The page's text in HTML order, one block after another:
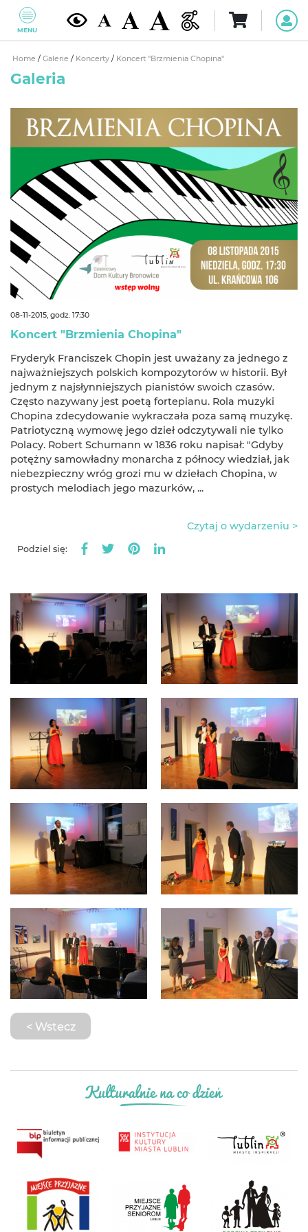
MENU
Home / Galerie / Koncerty / Koncert "Brzmienia Chopina"
Galeria
08-11-2015, godz. 17:30
Koncert "Brzmienia Chopina"
Fryderyk Franciszek Chopin jest uważany za jednego z
najważniejszych polskich kompozytorów w historii. Był
jednym z najsłynniejszych pianistów swoich czasów.
Często nazywany jest poetą fortepianu. Rola muzyki
Chopina zdecydowanie wykraczała poza samą muzykę.
Patriotyczną wymowę jego dzieł odczytywali nie tylko
Polacy. Robert Schumann w 1836 roku napisał: "Gdyby
potężny samowładny monarcha z północy wiedział, jak
niebezpieczny wróg grozi mu w dziełach Chopina, w
prostych melodiach jego mazurków, ...
Czytaj o wydarzeniu >
Podziel się:
< Wstecz